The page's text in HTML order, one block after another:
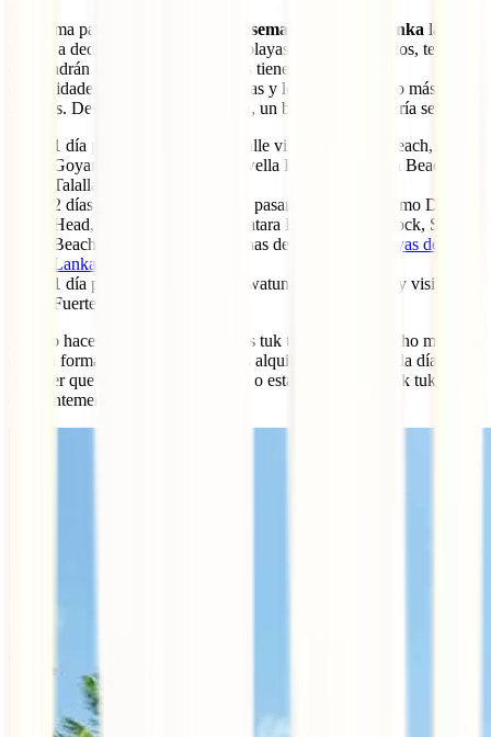
La última parte del itinerario de 2 semanas por Sri Lanka la
vamos a dedicar a disfrutar de sus playas. Según tus gustos, te
convendrán unas u otras porque las tienes con todas las
comodidades, incluidas las tumbonas y los chiringuitos, o más
salvajes. Desde nuestra perspectiva, un buen reparto podría ser:
1 día por las playas de Tangalle visitando Silent Beach,
Goyambokka Beach, Kudawella Beach, Hiriketya Beach y
Talalla Beach.
2 días por la zona de Mirissa pasando por sitios como Dondra
Head, Coconut Tree Hill, Matara Beach, Parrot Rock, Secret
Beach o Jungle Beach, algunas de las mejores
playas de Sri
Lanka
1 día para las playas de Unawatuna y alrededores y visitar el
Fuerte de Galle.
¿Cómo hacer estas visitas? Si tienes tuk tuk no tiene mucho misterio,
de otra forma, lo más interesante es alquilar una moto cada día para
no tener que depender de los buses o estar negociando tuk tuks
constantemente.